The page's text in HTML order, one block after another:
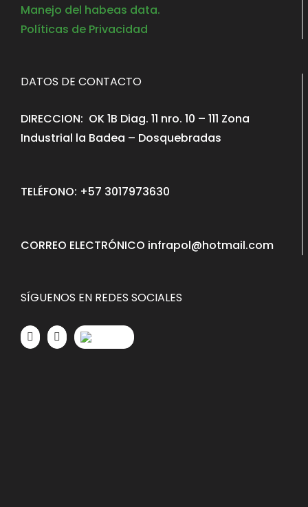
Manejo del habeas data.
Políticas de Privacidad
DATOS DE CONTACTO
DIRECCION: OK 1B Diag. 11 nro. 10 – 111 Zona
Industrial la Badea – Dosquebradas
TELÉFONO: +57 3017973630
CORREO ELECTRÓNICO infrapol@hotmail.com
SÍGUENOS EN REDES SOCIALES